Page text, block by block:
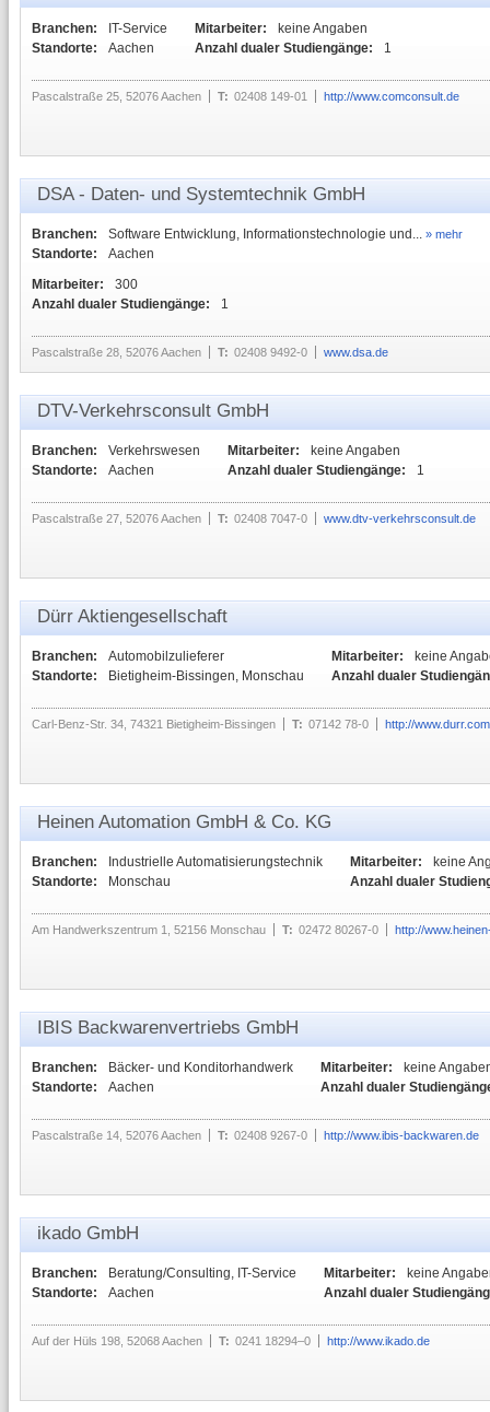
Branchen:
IT-Service
Standorte:
Aachen
Mitarbeiter:
keine Angaben
Anzahl dualer Studiengänge:
1
Pascalstraße 25, 52076 Aachen T: 02408 149-01 http://www.comconsult.de
DSA - Daten- und Systemtechnik GmbH
Branchen: Software Entwicklung, Informationstechnologie und... » mehr
Standorte:
Aachen
Mitarbeiter:
300
Anzahl dualer Studiengänge:
1
Pascalstraße 28, 52076 Aachen T: 02408 9492-0 www.dsa.de
DTV-Verkehrsconsult GmbH
Branchen:
Verkehrswesen
Standorte:
Aachen
Mitarbeiter:
keine Angaben
Anzahl dualer Studiengänge:
1
Pascalstraße 27, 52076 Aachen T: 02408 7047-0 www.dtv-verkehrsconsult.de
Dürr Aktiengesellschaft
Branchen:
Automobilzulieferer
Standorte:
Bietigheim-Bissingen, Monschau
Mitarbeiter:
keine
Anzahl dualer
Carl-Benz-Str. 34, 74321 Bietigheim-Bissingen T: 07142 78-0 http://
Heinen Automation GmbH & Co. KG
Branchen:
Industrielle Automatisierungstechnik
Standorte:
Monschau
Mitarbeiter:
keine
Anzahl dualer
Am Handwerkszentrum 1, 52156 Monschau T: 02472 80267-0 http://
IBIS Backwarenvertriebs GmbH
Branchen:
Bäcker- und Konditorhandwerk
Standorte:
Aachen
Mitarbeiter:
keine
Anzahl dualer
Pascalstraße 14, 52076 Aachen T: 02408 9267-0 http://www.ibis-backwaren.de
ikado GmbH
Branchen:
Beratung/Consulting, IT-Service
Standorte:
Aachen
Mitarbeiter:
keine
Anzahl dualer
Auf der Hüls 198, 52068 Aachen T: 0241 18294–0 http://www.ikado.de